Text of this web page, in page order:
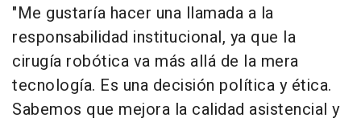
"Me gustaría hacer una llamada a la
responsabilidad institucional, ya que la
cirugía robótica va más allá de la mera
tecnología. Es una decisión política y ética.
Sabemos que mejora la calidad asistencial y